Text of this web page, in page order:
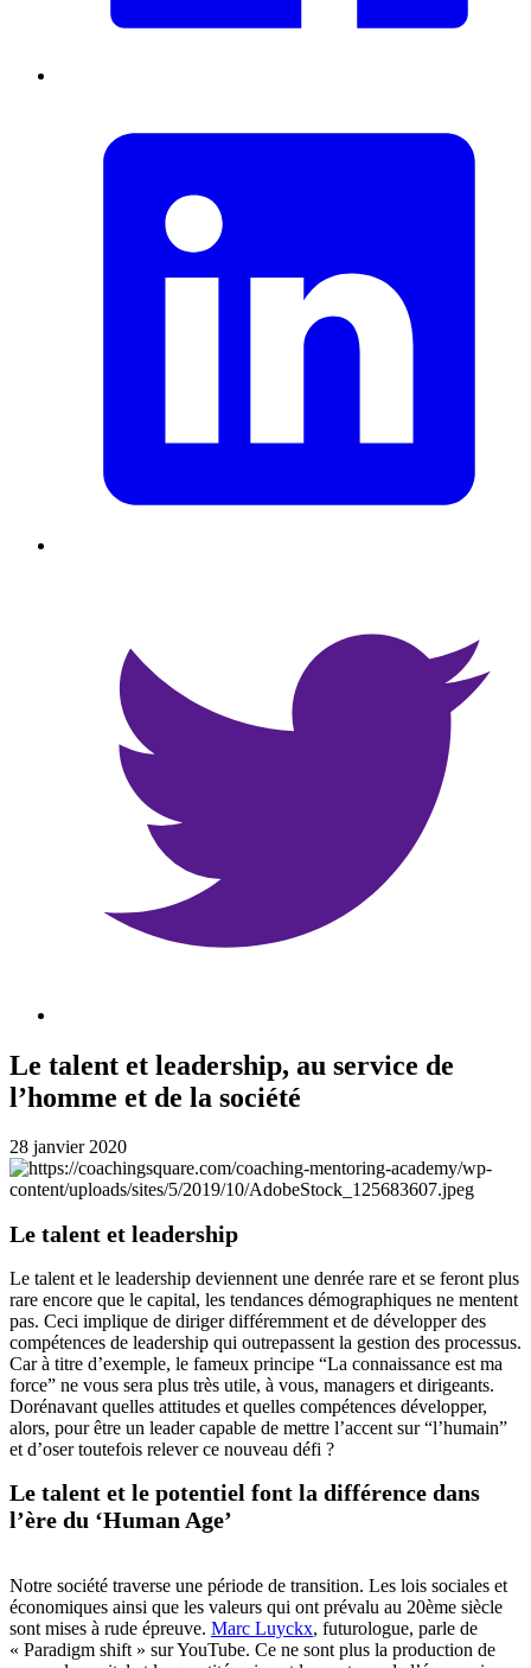
Le talent et leadership, au service de
l’homme et de la société
28 janvier 2020
Le talent et leadership
Le talent et le leadership deviennent une denrée rare et se feront plus
rare encore que le capital, les tendances démographiques ne mentent
pas. Ceci implique de diriger différemment et de développer des
compétences de leadership qui outrepassent la gestion des processus.
Car à titre d’exemple, le fameux principe “La connaissance est ma
force” ne vous sera plus très utile, à vous, managers et dirigeants.
Dorénavant quelles attitudes et quelles compétences développer,
alors, pour être un leader capable de mettre l’accent sur “l’humain”
et d’oser toutefois relever ce nouveau défi ?
Le talent et le potentiel font la différence dans
l’ère du ‘Human Age’
Notre société traverse une période de transition. Les lois sociales et
économiques ainsi que les valeurs qui ont prévalu au 20ème siècle
sont mises à rude épreuve. Marc Luyckx, futurologue, parle de
« Paradigm shift » sur YouTube. Ce ne sont plus la production de